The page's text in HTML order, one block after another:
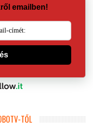
emailben!
TŐL